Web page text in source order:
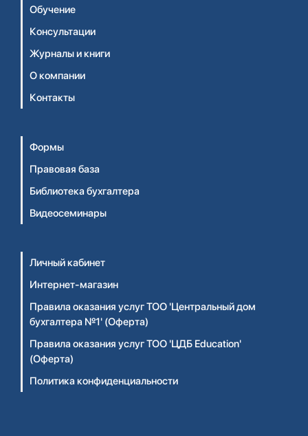
Обучение
Консультации
Журналы и книги
О компании
Контакты
Формы
Правовая база
Библиотека бухгалтера
Видеосеминары
Личный кабинет
Интернет-магазин
Правила оказания услуг ТОО 'Центральный дом
бухгалтера №1' (Оферта)
Правила оказания услуг ТОО 'ЦДБ Education'
(Оферта)
Политика конфиденциальности